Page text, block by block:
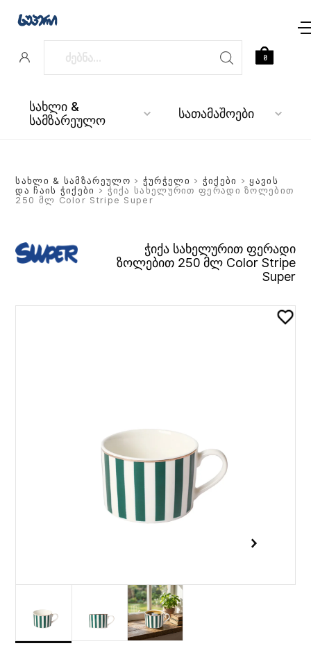
სახლი &
სამზარეულო სათამაშოები
0
სახლი & სამზარეულო > ჭურჭელი > ჭიქები >ყავის
და ჩაის ჭიქები > ჭიქა სახელურით ფერადი ზოლებით
250 მლ Color Stripe Super
ჭიქა სახელურით ფერადი
ზოლებით 250 მლ Color Stripe
Super